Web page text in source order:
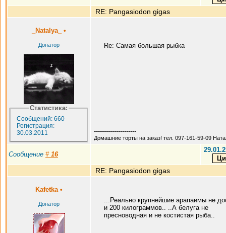
RE: Pangasiodon gigas
_Natalya_ •
Донатор
Статистика:
Сообщений: 660
Регистрация:
30.03.2011
Re: Самая большая рыбка
---------------------
Домашние торты на заказ! тел. 097-161-59-09
Сообщение # 16
RE: Pangasiodon gigas
Kafetka •
Донатор
...Реально крупнейшие арапаимы не
и 200 килограммов.. ..А белуга не
пресноводная и не костистая рыба..